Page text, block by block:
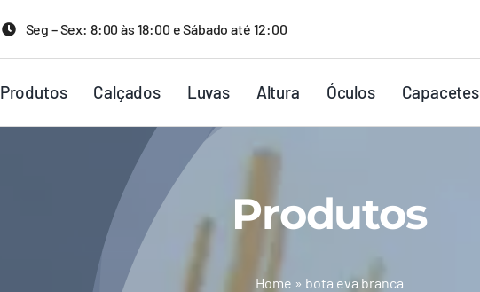
Seg – Sex: 8:00 às 18:00 e Sábado até 12:00
Produtos Calçados Luvas Altura Óculos Capacetes
Produtos
Home » bota eva branca